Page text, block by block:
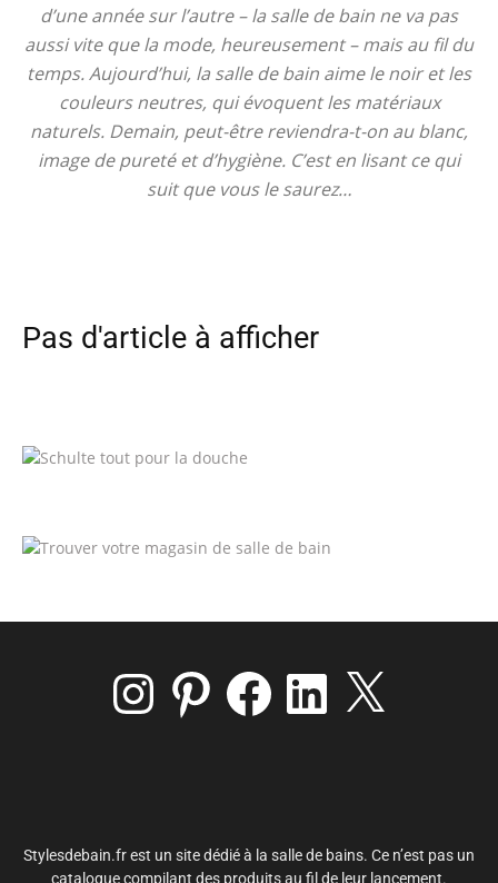
d’une année sur l’autre – la salle de bain ne va pas
aussi vite que la mode, heureusement – mais au fil du
temps. Aujourd’hui, la salle de bain aime le noir et les
couleurs neutres, qui évoquent les matériaux
naturels. Demain, peut-être reviendra-t-on au blanc,
image de pureté et d’hygiène. C’est en lisant ce qui
suit que vous le saurez…
Pas d'article à afficher
InstagramPinterest FacebookLinkedIn
Stylesdebain.fr est un site dédié à la salle de bains. Ce n’est pas un
catalogue compilant des produits au fil de leur lancement.